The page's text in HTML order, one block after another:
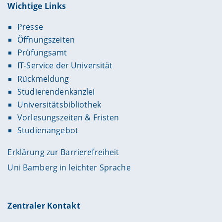
Wichtige Links
Presse
Öffnungszeiten
Prüfungsamt
IT-Service der Universität
Rückmeldung
Studierendenkanzlei
Universitätsbibliothek
Vorlesungszeiten & Fristen
Studienangebot
Erklärung zur Barrierefreiheit
Uni Bamberg in leichter Sprache
Zentraler Kontakt